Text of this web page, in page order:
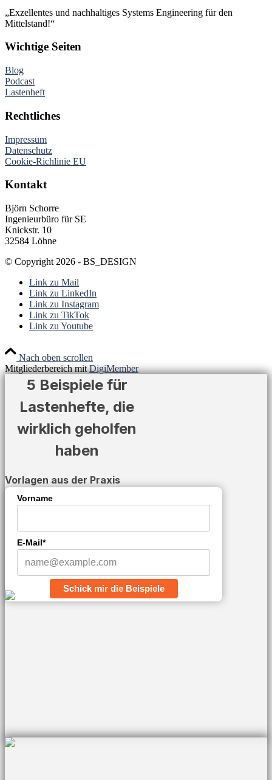
„Exzellentes und nachhaltiges Systems Engineering für den
Mittelstand!“
Wichtige Seiten
Blog
Podcast
Lastenheft
Rechtliches
Impressum
Datenschutz
Cookie-Richlinie EU
Kontakt
Björn Schorre
Ingenieurbüro für SE
Knickstr. 10
32584 Löhne
© Copyright 2026 - BS_DESIGN
Link zu Mail
Link zu LinkedIn
Link zu Instagram
Link zu TikTok
Link zu Youtube
Nach oben scrollen
Mitgliederbereich mitDigiMember
5 Beispiele für
Lastenhefte, die
wirklich geholfen
haben
Vorlagen aus der Praxis
Vorname
E-Mail*
Schick mir die Beispiele